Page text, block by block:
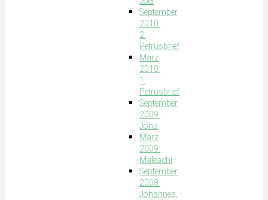
September
2010:
2.
Petrusbrief
März
2010:
1.
Petrusbrief
September
2009:
Jona
März
2009:
Maleachi
September
2008:
Johannes,